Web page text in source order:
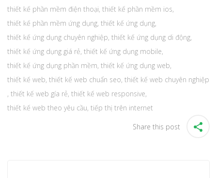
thiết kế phần mềm điện thoại, thiết kế phần mềm ios,
thiết kế phần mềm ứng dụng, thiết kế ứng dụng,
thiết kế ứng dụng chuyên nghiệp, thiết kế ứng dụng di động,
thiết kế ứng dụng giá rẻ, thiết kế ứng dụng mobile,
thiết kế ứng dụng phần mềm, thiết kế ứng dụng web,
thiết kế web, thiết kế web chuẩn seo, thiết kế web chuyên nghiệp
, thiết kế web gía rẻ, thiết kế web responsive,
thiết kế web theo yêu cầu, tiếp thị trên internet
Share this post